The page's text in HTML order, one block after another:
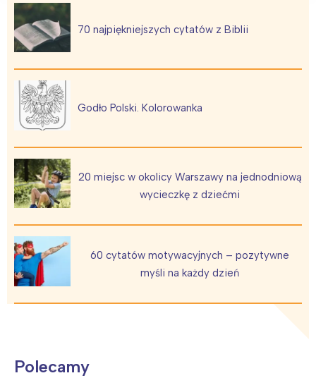
70 najpiękniejszych cytatów z Biblii
Godło Polski. Kolorowanka
20 miejsc w okolicy Warszawy na jednodniową
wycieczkę z dziećmi
60 cytatów motywacyjnych – pozytywne
myśli na każdy dzień
Polecamy